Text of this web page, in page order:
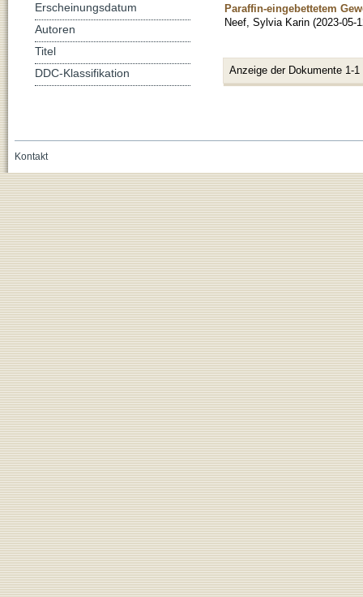
Paraffin-eingebettetem
Neef, Sylvia Karin (2023-05-
Anzeige der Dokumente 1-1
Erscheinungsdatum
Autoren
Titel
DDC-Klassifikation
Kontakt